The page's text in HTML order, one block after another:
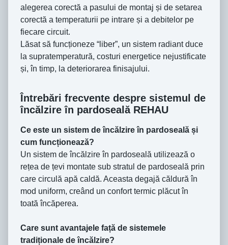
alegerea corectă a pasului de montaj și de setarea
corectă a temperaturii pe intrare și a debitelor pe
fiecare circuit.
Lăsat să funcționeze “liber”, un sistem radiant duce
la supratemperatură, costuri energetice nejustificate
și, în timp, la deteriorarea finisajului.
Întrebări frecvente despre sistemul de
încălzire în pardoseală REHAU
Ce este un sistem de încălzire în pardoseală și
cum funcționează?
Un sistem de încălzire în pardoseală utilizează o
rețea de țevi montate sub stratul de pardoseală prin
care circulă apă caldă. Aceasta degajă căldură în
mod uniform, creând un confort termic plăcut în
toată încăperea.
Care sunt avantajele față de sistemele
tradiționale de încălzire?